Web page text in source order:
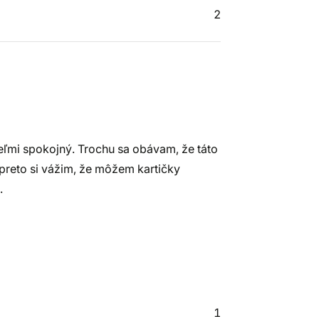
2
spokojný. Trochu sa obávam, že táto
si vážim, že môžem kartičky
1